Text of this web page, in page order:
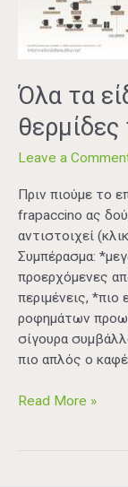
Όλα τα
θερμίδες
Leave a
Πριν πιούμε το
frapaccino ας
αντιστοιχεί
Συμπέρασμα:
προερχόμενες
περιμένεις, *πιο
ροφημάτων
σίγουρα
πιο απλός ο
Read More »